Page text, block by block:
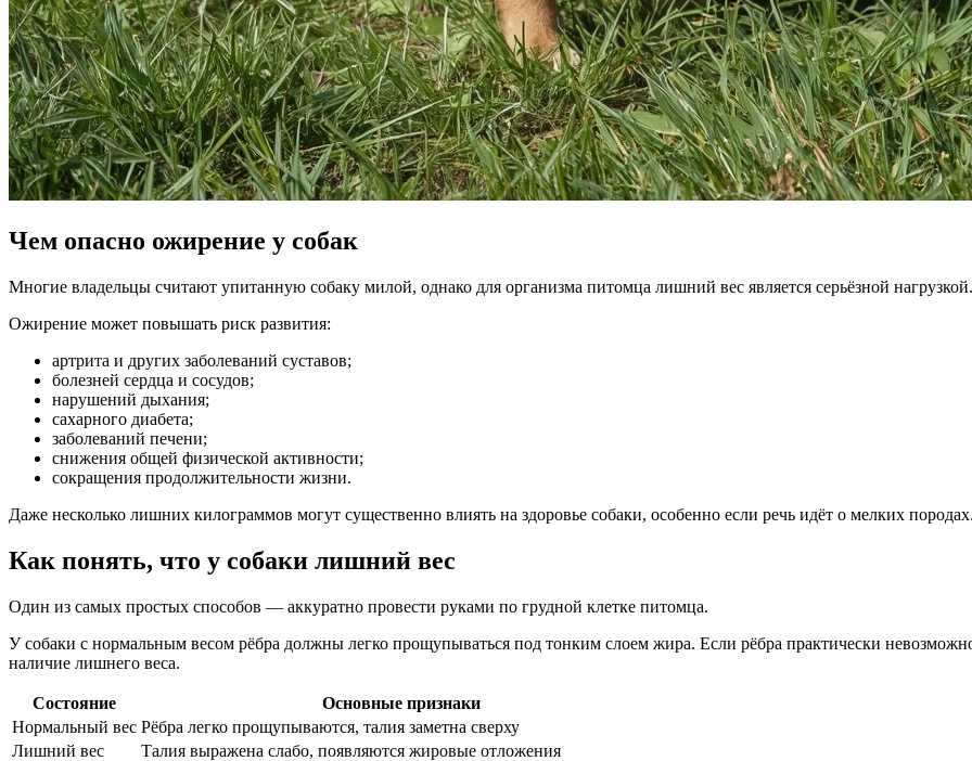
Чем опасно ожирение у собак
Многие владельцы считают упитанную собаку милой, однако для организма питомца лишний вес является серьёзной нагрузкой.
Ожирение может повышать риск развития:
артрита и других заболеваний суставов;
болезней сердца и сосудов;
нарушений дыхания;
сахарного диабета;
заболеваний печени;
снижения общей физической активности;
сокращения продолжительности жизни.
Даже несколько лишних килограммов могут существенно влиять на здоровье собаки, особенно если речь идёт о мелких
Как понять, что у собаки лишний вес
Один из самых простых способов — аккуратно провести руками по грудной клетке питомца.
У собаки с нормальным весом рёбра должны легко прощупываться под тонким слоем жира. Если рёбра практически
наличие лишнего веса.
Состояние
Основные признаки
Нормальный вес Рёбра легко прощупываются, талия заметна сверху
Лишний вес
Талия выражена слабо, появляются жировые отложения